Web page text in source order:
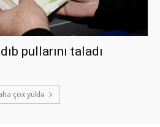
pullarını taladı
çox yüklə